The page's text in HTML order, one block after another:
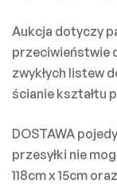
Aukcja dotyczy
przeciwieństwie
zwykłych listew
ścianie kształtu
DOSTAWA
przesyłki nie
118cm x 15cm